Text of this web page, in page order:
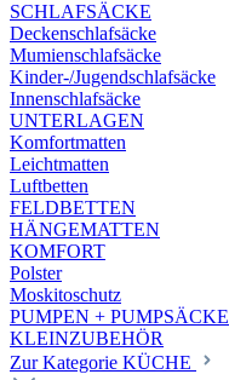
SCHLAFSÄCKE
Deckenschlafsäcke
Mumienschlafsäcke
Kinder-/Jugendschlafsäcke
Innenschlafsäcke
UNTERLAGEN
Komfortmatten
Leichtmatten
Luftbetten
FELDBETTEN
HÄNGEMATTEN
KOMFORT
Polster
Moskitoschutz
PUMPEN + PUMPSÄCKE
KLEINZUBEHÖR
Zur Kategorie KÜCHE